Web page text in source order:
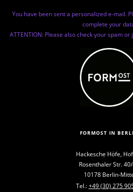
You have been sent a personalized e-mail.
complete your
ATTENTION: Please also check your spam
FORMOST IN
Hackesche Höfe,
Rosenthaler Str.
10178 Berlin-
Tel.:+49 (30) 275